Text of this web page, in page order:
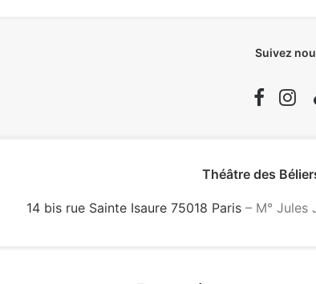
Suivez
Théâtre des
14 bis rue Sainte Isaure 75018 Paris – M° Jules